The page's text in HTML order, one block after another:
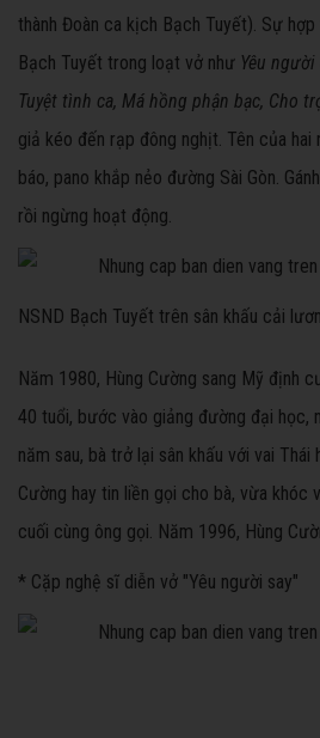
thành Đoàn ca kịch Bạch Tuyết). Sự
Bạch Tuyết trong loạt vở như Yêu
Tuyệt tình ca, Má hồng phận bạc, Cho
giả kéo đến rạp đông nghịt. Tên của
báo, pano khắp nẻo đường Sài Gòn.
rồi ngừng hoạt động.
NSND Bạch Tuyết trên sân khấu cải
Năm 1980, Hùng Cường sang Mỹ định
40 tuổi, bước vào giảng đường đại học,
năm sau, bà trở lại sân khấu với vai Thái
Cường hay tin liền gọi cho bà, vừa khóc
cuối cùng ông gọi. Năm 1996, Hùng
* Cặp nghệ sĩ diễn vở "Yêu người say"